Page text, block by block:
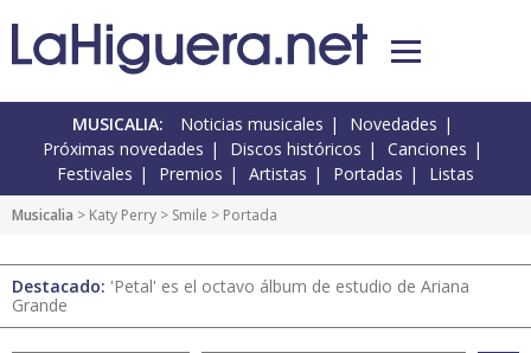
MUSICALIA: Noticias musicales
Novedades
Próximas novedades
Discos históricos
Canciones
Festivales
Premios Artistas Portadas Listas
Musicalia > Katy Perry > Smile > Portada
Destacado: 'Petal' es el octavo álbum de estudio de Ariana
Grande